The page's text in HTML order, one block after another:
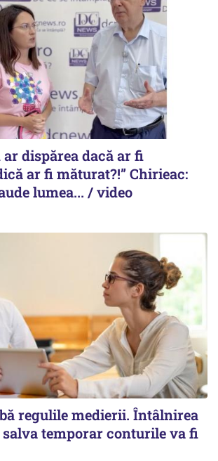
ar dispărea dacă ar fi
ar fi măturat?!” Chirieac:
lumea... / video
regulile medierii. Întâlnirea
temporar conturile va fi